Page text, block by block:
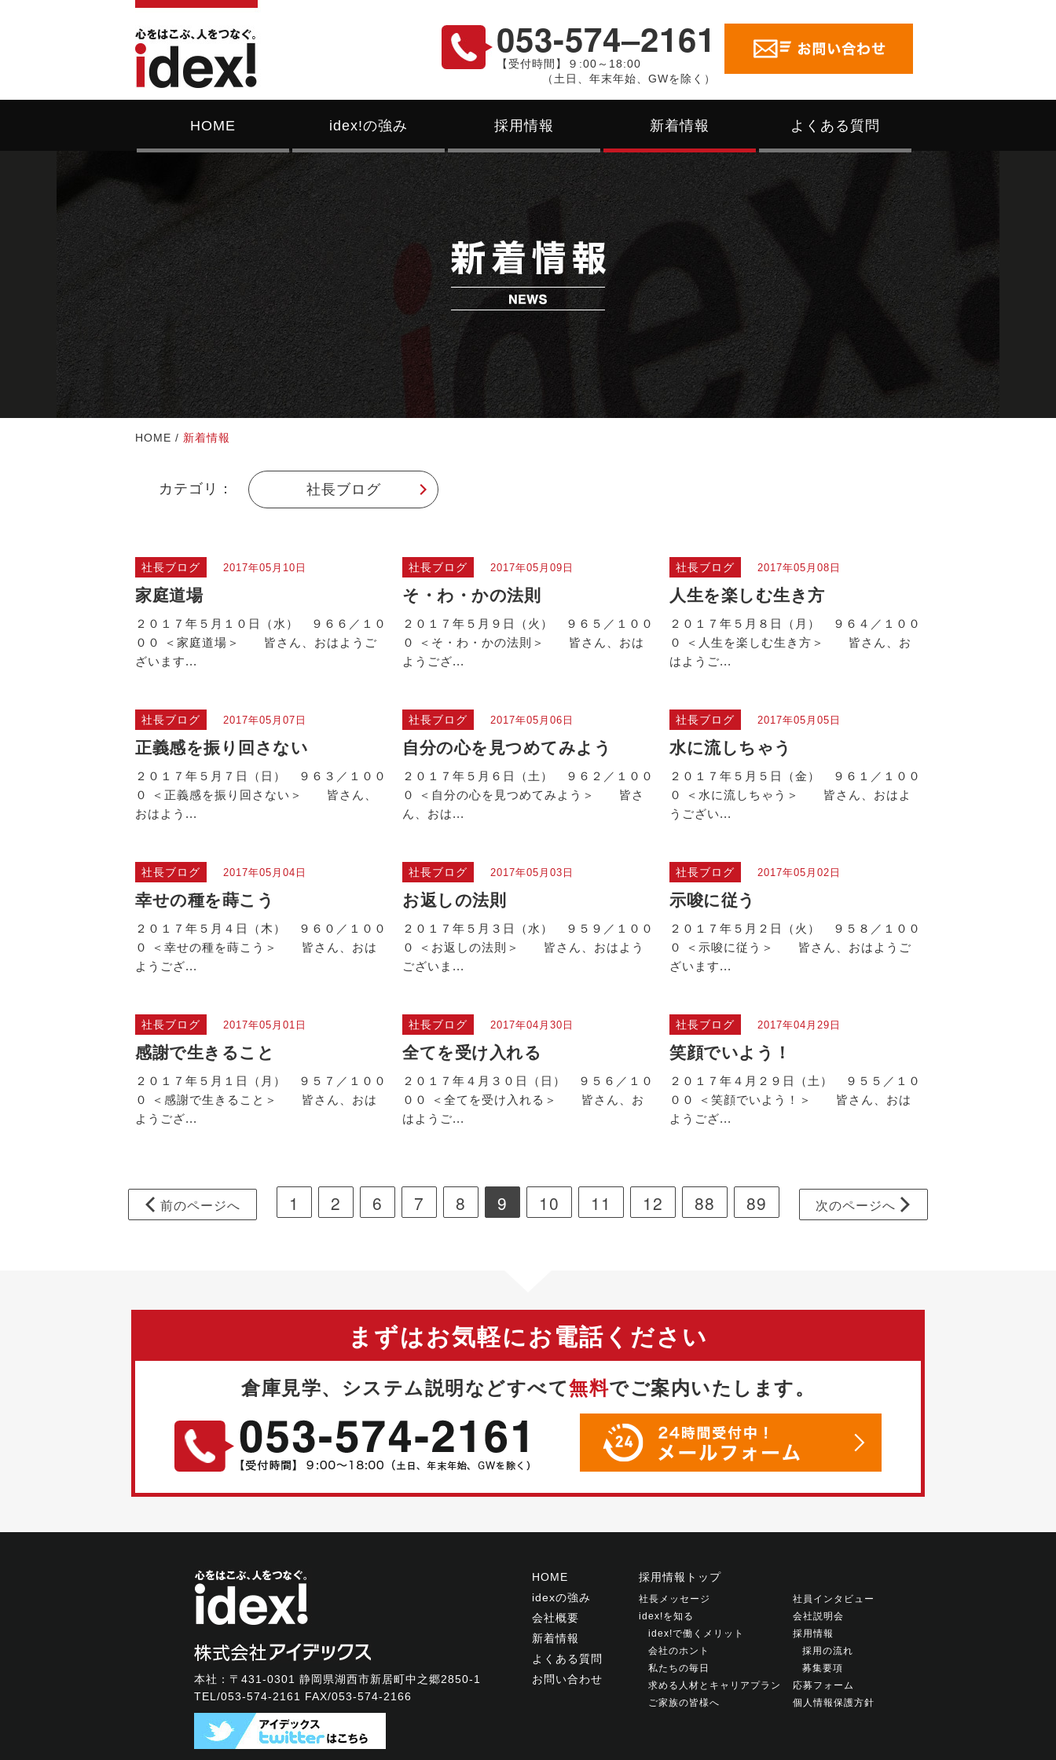
053-574‒2161
【受付時間】９:00～18:00
（土日、年末年始、GWを除く）
HOME idex!の強み 採用情報 新着情報 よくある質問
HOME / 新着情報
カテゴリ： 社長ブログ
社長ブログ 2017年05月10日
家庭道場
２０１７年５月１０日（水） ９６６／１０
００ ＜家庭道場＞ 皆さん、おはようご
ざいます...
社長ブログ 2017年05月09日
そ・わ・かの法則
２０１７年５月９日（火） ９６５／１００
０ ＜そ・わ・かの法則＞ 皆さん、おは
ようござ...
社長ブログ 2017年05月08日
人生を楽しむ生き方
２０１７年５月８日（月） ９６４／１００
０ ＜人生を楽しむ生き方＞ 皆さん、お
はようご...
社長ブログ 2017年05月07日
正義感を振り回さない
２０１７年５月７日（日） ９６３／１００
０ ＜正義感を振り回さない＞ 皆さん、
おはよう...
社長ブログ 2017年05月06日
自分の心を見つめてみよう
２０１７年５月６日（土） ９６２／１００
０ ＜自分の心を見つめてみよう＞ 皆さ
ん、おは...
社長ブログ 2017年05月05日
水に流しちゃう
２０１７年５月５日（金） ９６１／１００
０ ＜水に流しちゃう＞ 皆さん、おはよ
うござい...
社長ブログ 2017年05月04日
幸せの種を蒔こう
２０１７年５月４日（木） ９６０／１００
０ ＜幸せの種を蒔こう＞ 皆さん、おは
ようござ...
社長ブログ 2017年05月03日
お返しの法則
２０１７年５月３日（水） ９５９／１００
０ ＜お返しの法則＞ 皆さん、おはよう
ございま...
社長ブログ 2017年05月02日
示唆に従う
２０１７年５月２日（火） ９５８／１００
０ ＜示唆に従う＞ 皆さん、おはようご
ざいます...
社長ブログ 2017年05月01日
感謝で生きること
２０１７年５月１日（月） ９５７／１００
０ ＜感謝で生きること＞ 皆さん、おは
ようござ...
社長ブログ 2017年04月30日
全てを受け入れる
２０１７年４月３０日（日） ９５６／１０
００ ＜全てを受け入れる＞ 皆さん、お
はようご...
社長ブログ 2017年04月29日
笑顔でいよう！
２０１７年４月２９日（土） ９５５／１０
００ ＜笑顔でいよう！＞ 皆さん、おは
ようござ...
前のページへ 1 2 6 7 8 9 10 11 12 88 89 次のページへ
まずはお気軽にお電話ください
倉庫見学、システム説明などすべて無料でご案内いたします。
本社：〒431-0301 静岡県湖西市新居町中之郷2850-1
TEL/053-574-2161 FAX/053-574-2166
HOME
idexの強み
会社概要
新着情報
よくある質問
お問い合わせ
採用情報トップ
社長メッセージ
idex!を知る
idex!で働くメリット
会社のホント
私たちの毎日
求める人材とキャリアプラン
ご家族の皆様へ
社員インタビュー
会社説明会
採用情報
採用の流れ
募集要項
応募フォーム
個人情報保護方針